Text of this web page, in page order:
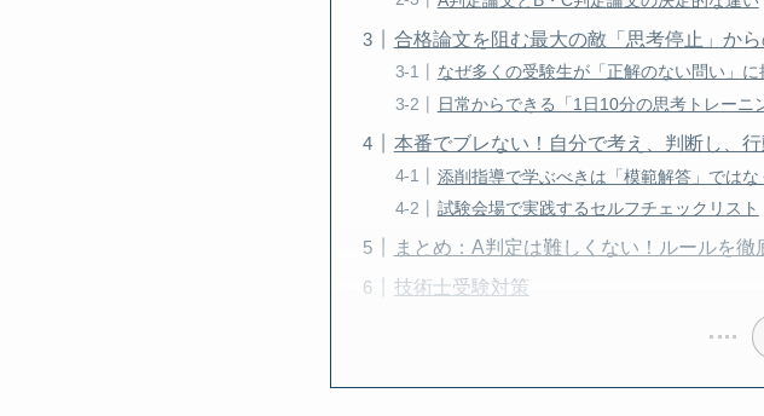
合格論文を阻む最大の敵「思考停止」か
なぜ多くの受験生が「正解のない問い」に
日常からできる「1日10分の思考トレーニ
本番でブレない！自分で考え、判断し、
添削指導で学ぶべきは「模範解答」ではな
試験会場で実践するセルフチェックリスト
まとめ：A判定は難しくない！ルールを
技術士受験対策